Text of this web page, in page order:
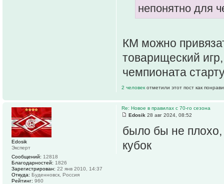
непонятно для
КМ можно
товарищеский
чемпионата
2 человек отметили этот пост как
Re: Новое в правилах с 70-го сезона
Edosik 28 авг 2024, 08:52
было бы не
кубок
Edosik
Эксперт
Сообщений: 12818
Благодарностей: 1826
Зарегистрирован: 22 янв 2010, 14:37
Откуда: Буденновск, Россия
Рейтинг: 960